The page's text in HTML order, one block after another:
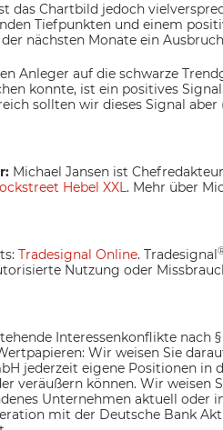
das Chartbild jedoch
Tiefpunkten und einem
nächsten Monate ein
Anleger auf die schwarze
konnte, ist ein positives
sollten wir dieses Signal
Michael Jansen ist
Hebel XXL. Mehr über
Tradesignal Online. Tradesignal
Nutzung oder
Interessenkonflikte nach
Wir weisen Sie
jederzeit eigene Positionen in
veräußern können. Wir weisen
Unternehmen aktuell oder
mit der Deutsche Bank